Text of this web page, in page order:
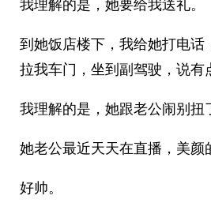
我理解的是，她要给我送礼。
到她饭店楼下，我给她打电话
拉我车门，坐到副驾驶，说有
我理解的是，她跟老公闹别扭
她老公最近天天在直播，美颜
好帅。